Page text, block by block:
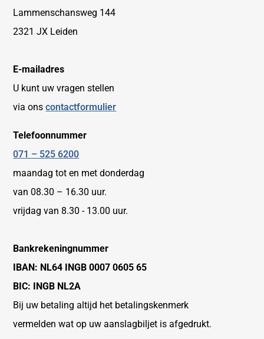
Lammenschansweg 144
2321 JX Leiden
E-mailadres
U kunt uw vragen stellen
via onscontactformulier
Telefoonnummer
071 – 525 6200
maandag tot en met donderdag
van 08.30 – 16.30 uur.
vrijdag van 8.30 - 13.00 uur.
Bankrekeningnummer
IBAN: NL64 INGB 0007 0605 65
BIC: INGB NL2A
Bij uw betaling altijd het betalingskenmerk
vermelden wat op uw aanslagbiljet is afgedrukt.